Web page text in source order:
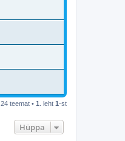
24 teemat • 1 . leht 1-st
Hüppa